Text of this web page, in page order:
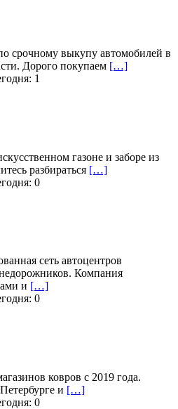
срочному выкупу автомобилей в
Дорого покупаем […]
1
газоне и заборе из
разбираться […]
0
сеть автоцентров
Компания
и […]
0
ковров с 2019 года.
и […]
0